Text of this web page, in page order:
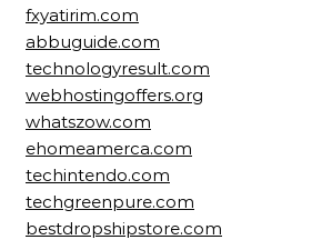
fxyatirim.com
abbuguide.com
technologyresult.com
webhostingoffers.org
whatszow.com
ehomeamerca.com
techintendo.com
techgreenpure.com
bestdropshipstore.com